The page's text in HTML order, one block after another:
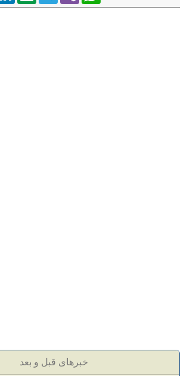
خبرهای قبل و بعد